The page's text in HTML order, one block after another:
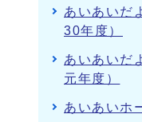
あいあいだ
30年度）
あいあいだ
元年度）
あいあいホ